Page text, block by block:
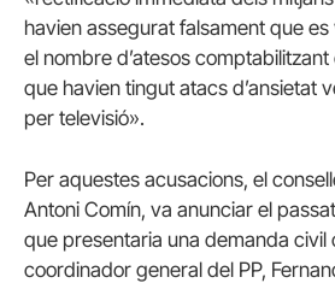
havien assegurat falsament que es
el nombre d’atesos
que havien tingut atacs d’ansietat
per televisió».
Per aquestes acusacions, el
Antoni Comín, va anunciar el
que presentaria una demanda civil
coordinador general del PP,